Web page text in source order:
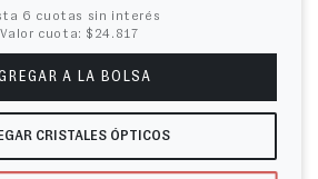
6 cuotas sin interés
Valor cuota: $24.817
A LA BOLSA
CRISTALES ÓPTICOS